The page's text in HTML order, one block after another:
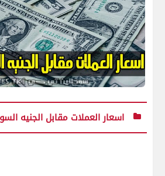
اسعار العملات مقابل الجنيه